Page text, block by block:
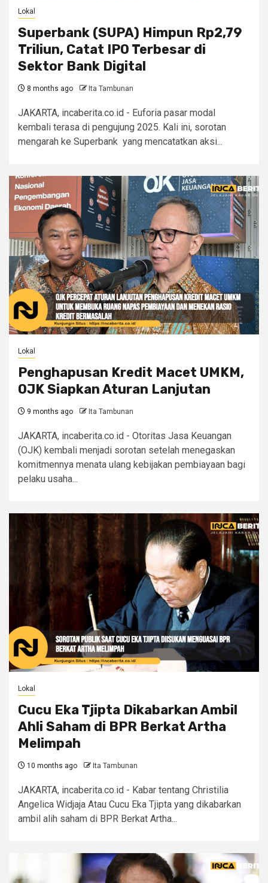
Lokal
Superbank (SUPA) Himpun Rp2,79
Triliun, Catat IPO Terbesar di
Sektor Bank Digital
8 months ago Ita Tambunan
JAKARTA, incaberita.co.id - Euforia pasar modal
kembali terasa di pengujung 2025. Kali ini, sorotan
mengarah ke Superbank yang mencatatkan aksi...
Lokal
Penghapusan Kredit Macet UMKM,
OJK Siapkan Aturan Lanjutan
9 months ago Ita Tambunan
JAKARTA, incaberita.co.id - Otoritas Jasa Keuangan
(OJK) kembali menjadi sorotan setelah menegaskan
komitmennya menata ulang kebijakan pembiayaan bagi
pelaku usaha...
Lokal
Cucu Eka Tjipta Dikabarkan Ambil
Ahli Saham di BPR Berkat Artha
Melimpah
10 months ago Ita Tambunan
JAKARTA, incaberita.co.id - Kabar tentang Christilia
Angelica Widjaja Atau Cucu Eka Tjipta yang dikabarkan
ambil alih saham di BPR Berkat Artha...